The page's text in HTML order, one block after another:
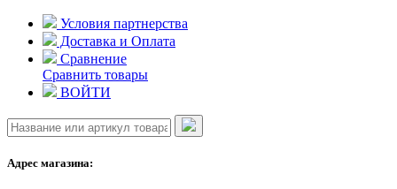
Skip
content
Условия партнерства
Доставка и Оплата
Сравнение
Сравнить товары
ВОЙТИ
Адрес магазина: